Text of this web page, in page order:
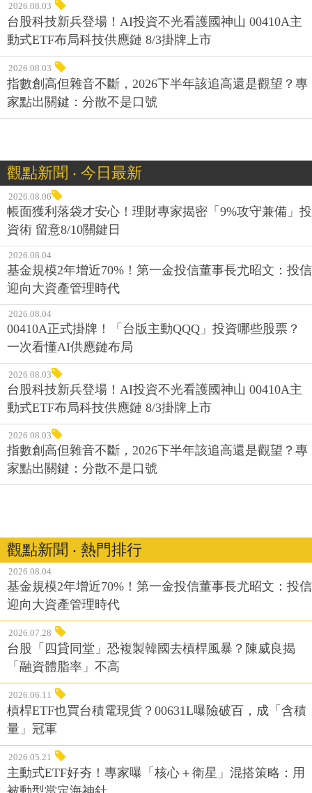
2026.08.03
台股科技新兵登場！AI投資不光看護國神山 00410A主
動式ETF布局科技供應鏈 8/3掛牌上市
2026.08.03
指數創高但雜音不斷，2026下半年該追高還是觀望？專
家點出關鍵：分散不是口號
觀點新聞 ‧ 今日最新
2026.08.06
帳面獲利落袋才安心！理財專家揭密「9%攻守兼備」投
資術 留意8/10關鍵日
2026.08.04
基金規模2年增近70%！第一金投信董事長尤昭文：投信
迎向大資產管理時代
2026.08.04
00410A正式掛牌！「台版主動QQQ」投資哪些股票？
一次看懂AI供應鏈布局
2026.08.03
台股科技新兵登場！AI投資不光看護國神山 00410A主
動式ETF布局科技供應鏈 8/3掛牌上市
2026.08.03
指數創高但雜音不斷，2026下半年該追高還是觀望？專
家點出關鍵：分散不是口號
觀點新聞 ‧ 熱門排行
2026.08.04
基金規模2年增近70%！第一金投信董事長尤昭文：投信
迎向大資產管理時代
2026.07.28
台股「四貸同堂」恐複製韓國去槓桿風暴？陳威良揭
「融資體脂率」不高
2026.06.11
槓桿ETF也買台積電現貨？00631L曝險破百，成「含積
量」冠軍
2026.05.21
主動式ETF好夯！專家曝「核心＋衛星」混搭策略：用